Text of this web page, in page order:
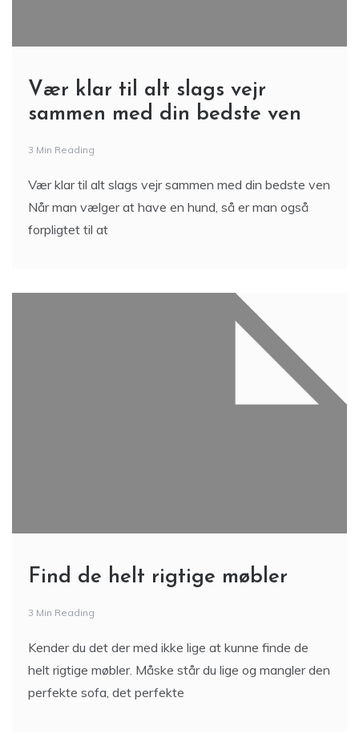
Vær klar til alt slags vejr
sammen med din bedste ven
3 Min Reading
Vær klar til alt slags vejr sammen med din bedste ven
Når man vælger at have en hund, så er man også
forpligtet til at
Find de helt rigtige møbler
3 Min Reading
Kender du det der med ikke lige at kunne finde de
helt rigtige møbler. Måske står du lige og mangler den
perfekte sofa, det perfekte